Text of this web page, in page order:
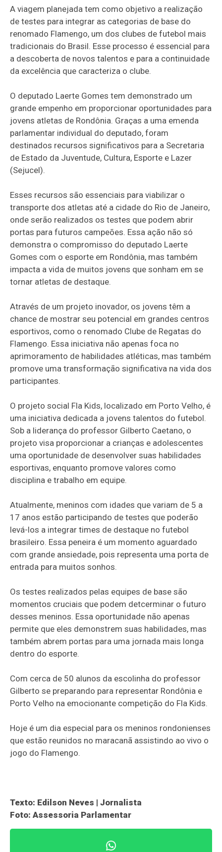
A viagem planejada tem como objetivo a realização
de testes para integrar as categorias de base do
renomado Flamengo, um dos clubes de futebol mais
tradicionais do Brasil. Esse processo é essencial para
a descoberta de novos talentos e para a continuidade
da excelência que caracteriza o clube.
O deputado Laerte Gomes tem demonstrado um
grande empenho em proporcionar oportunidades para
jovens atletas de Rondônia. Graças a uma emenda
parlamentar individual do deputado, foram
destinados recursos significativos para a Secretaria
de Estado da Juventude, Cultura, Esporte e Lazer
(Sejucel).
Esses recursos são essenciais para viabilizar o
transporte dos atletas até a cidade do Rio de Janeiro,
onde serão realizados os testes que podem abrir
portas para futuros campeões. Essa ação não só
demonstra o compromisso do deputado Laerte
Gomes com o esporte em Rondônia, mas também
impacta a vida de muitos jovens que sonham em se
tornar atletas de destaque.
Através de um projeto inovador, os jovens têm a
chance de mostrar seu potencial em grandes centros
esportivos, como o renomado Clube de Regatas do
Flamengo. Essa iniciativa não apenas foca no
aprimoramento de habilidades atléticas, mas também
promove uma transformação significativa na vida dos
participantes.
O projeto social Fla Kids, localizado em Porto Velho, é
uma iniciativa dedicada a jovens talentos do futebol.
Sob a liderança do professor Gilberto Caetano, o
projeto visa proporcionar a crianças e adolescentes
uma oportunidade de desenvolver suas habilidades
esportivas, enquanto promove valores como
disciplina e trabalho em equipe.
Atualmente, meninos com idades que variam de 5 a
17 anos estão participando de testes que poderão
levá-los a integrar times de destaque no futebol
brasileiro. Essa peneira é um momento aguardado
com grande ansiedade, pois representa uma porta de
entrada para muitos sonhos.
Os testes realizados pelas equipes de base são
momentos cruciais que podem detcerminar o futuro
desses meninos. Essa oportunidade não apenas
permite que eles demonstrem suas habilidades, mas
também abrem portas para uma jornada mais longa
dentro do esporte.
Com cerca de 50 alunos da escolinha do professor
Gilberto se preparando para representar Rondônia e
Porto Velho na emocionante competição do Fla Kids.
Hoje é um dia especial para os meninos rondonienses
que estão reunidos no maracanã assistindo ao vivo o
jogo do Flamengo.
Texto: Edilson Neves | Jornalista
Foto: Assessoria Parlamentar